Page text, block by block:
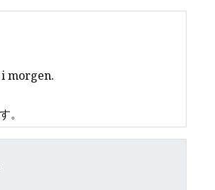
morgen.
。